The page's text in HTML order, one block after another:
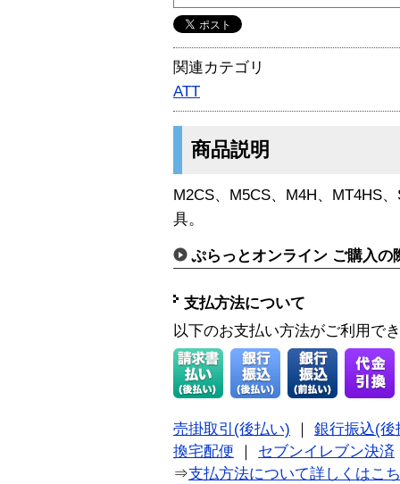
関連カテゴリ
ATT
商品説明
M2CS、M5CS、M4H、MT4HS
具。
ぷらっとオンライン ご購入の
支払方法について
以下のお支払い方法がご利用で
売掛取引(後払い)
銀行振込(後
換宅配便
セブンイレブン決済
⇒支払方法について詳しくはこ